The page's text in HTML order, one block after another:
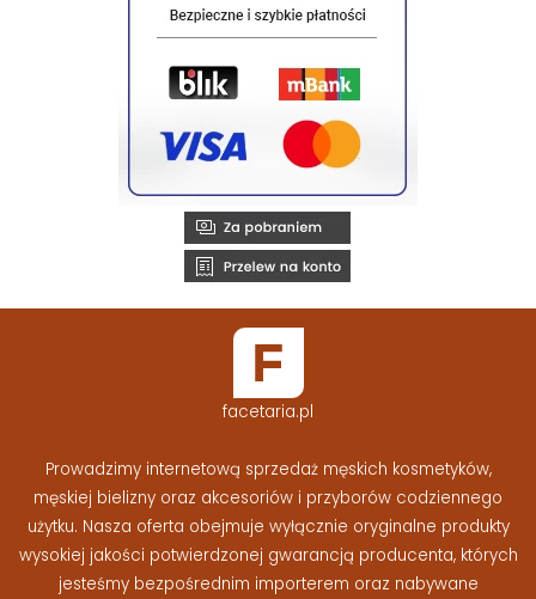
facetaria.pl
Prowadzimy internetową sprzedaż męskich kosmetyków,
męskiej bielizny oraz akcesoriów i przyborów codziennego
użytku. Nasza oferta obejmuje wyłącznie oryginalne produkty
wysokiej jakości potwierdzonej gwarancją producenta, których
jesteśmy bezpośrednim importerem oraz nabywane